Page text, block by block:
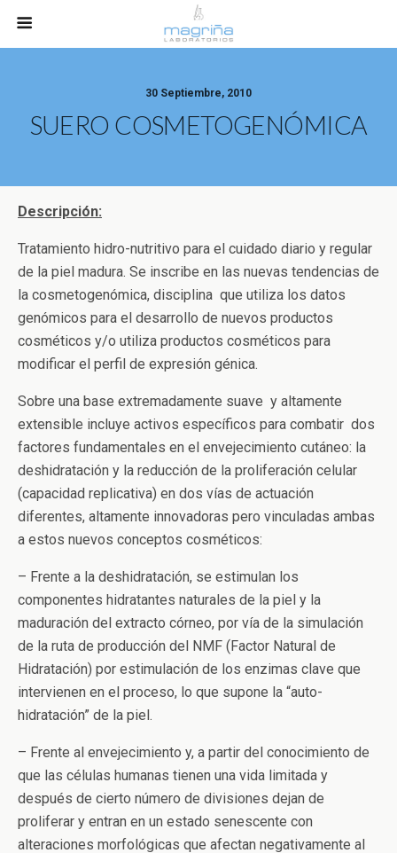
30 Septiembre, 2010
SUERO COSMETOGENÓMICA
Descripción:
Tratamiento hidro-nutritivo para el cuidado diario y regular
de la piel madura. Se inscribe en las nuevas tendencias de
la cosmetogenómica, disciplina que utiliza los datos
genómicos para el desarrollo de nuevos productos
cosméticos y/o utiliza productos cosméticos para
modificar el perfil de expresión génica.
Sobre una base extremadamente suave y altamente
extensible incluye activos específicos para combatir dos
factores fundamentales en el envejecimiento cutáneo: la
deshidratación y la reducción de la proliferación celular
(capacidad replicativa) en dos vías de actuación
diferentes, altamente innovadoras pero vinculadas ambas
a estos nuevos conceptos cosméticos:
– Frente a la deshidratación, se estimulan los
componentes hidratantes naturales de la piel y la
maduración del extracto córneo, por vía de la simulación
de la ruta de producción del NMF (Factor Natural de
Hidratación) por estimulación de los enzimas clave que
intervienen en el proceso, lo que supone la “auto-
hidratación” de la piel.
– Frente al envejecimiento y, a partir del conocimiento de
que las células humanas tienen una vida limitada y
después de cierto número de divisiones dejan de
proliferar y entran en un estado senescente con
alteraciones morfológicas que afectan negativamente al